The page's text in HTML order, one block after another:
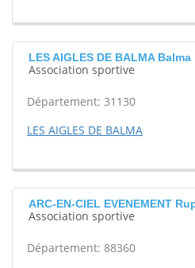
LES AIGLES DE BALMA Balma
Association sportive
Département: 31130
LES AIGLES DE BALMA
ARC-EN-CIEL EVENEMENT
Association sportive
Département: 88360